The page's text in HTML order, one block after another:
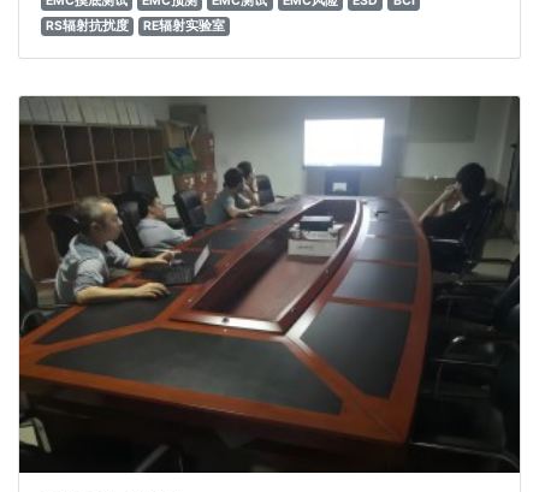
RS辐射抗扰度
RE辐射实验室